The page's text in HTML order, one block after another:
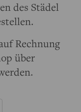
des Städel
Rechnung
über